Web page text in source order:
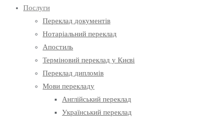
Послуги
Переклад документів
Нотаріальний переклад
Апостиль
Терміновий переклад у Києві
Переклад дипломів
Мови перекладу
Англійський переклад
Український переклад